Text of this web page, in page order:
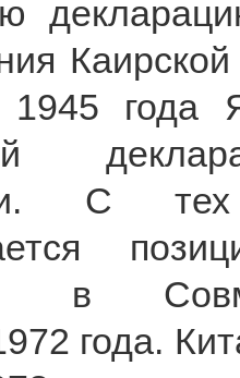
1945 года
С
в
года.